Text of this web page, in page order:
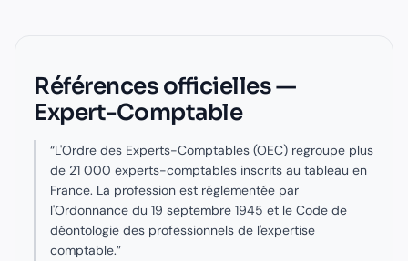
Références officielles —
Expert-Comptable
“L'Ordre des Experts-Comptables (OEC) regroupe plus
de 21 000 experts-comptables inscrits au tableau en
France. La profession est réglementée par
l'Ordonnance du 19 septembre 1945 et le Code de
déontologie des professionnels de l'expertise
comptable.”